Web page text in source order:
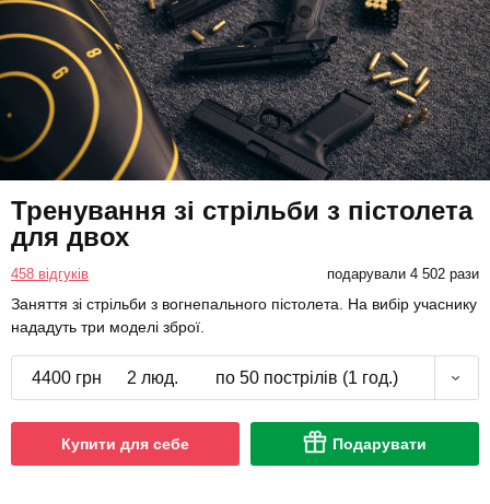
Тренування зі стрільби з пістолета
для двох
458 відгуків подарували 4 502 рази
Заняття зі стрільби з вогнепального пістолета. На вибір учаснику
нададуть три моделі зброї.
4400 грн 2 люд. по 50 пострілів (1 год.)
Купити для себе Подарувати